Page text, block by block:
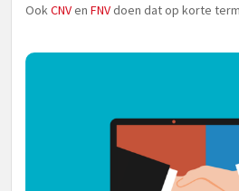
OokCNVen FNVdoen dat op korte